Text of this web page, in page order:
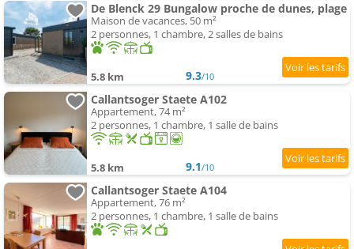
De Blenck 29 Bungalow proche de dunes, plage
Maison de vacances, 50 m²
2 personnes, 1 chambre, 2 salles de bains
5.8 km 9.3/10
Callantsoger Staete A102
Appartement, 74 m²
2 personnes, 1 chambre, 1 salle de bains
5.8 km 9.1/10
Callantsoger Staete A104
Appartement, 76 m²
2 personnes, 1 chambre, 1 salle de bains